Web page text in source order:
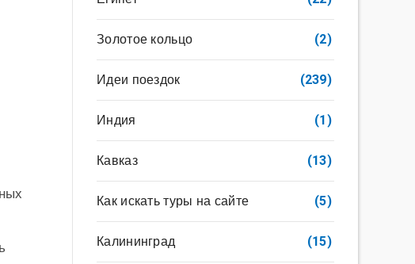
Золотое кольцо (2)
Идеи поездок (239)
Индия (1)
Кавказ (13)
Как искать туры на сайте (5)
Калининград (15)